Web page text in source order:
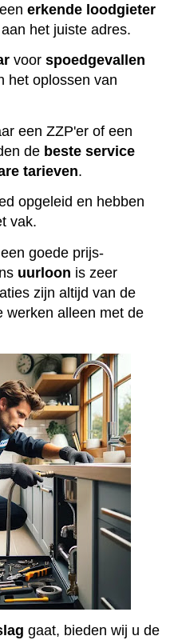
erkende loodgieter
het juiste adres.
voor spoedgevallen
het oplossen van
een ZZP'er of een
de beste service
tarieven.
opgeleid en hebben
vak.
goede prijs-
uurloon is zeer
zijn altijd van de
werken alleen met de
gaat, bieden wij u de